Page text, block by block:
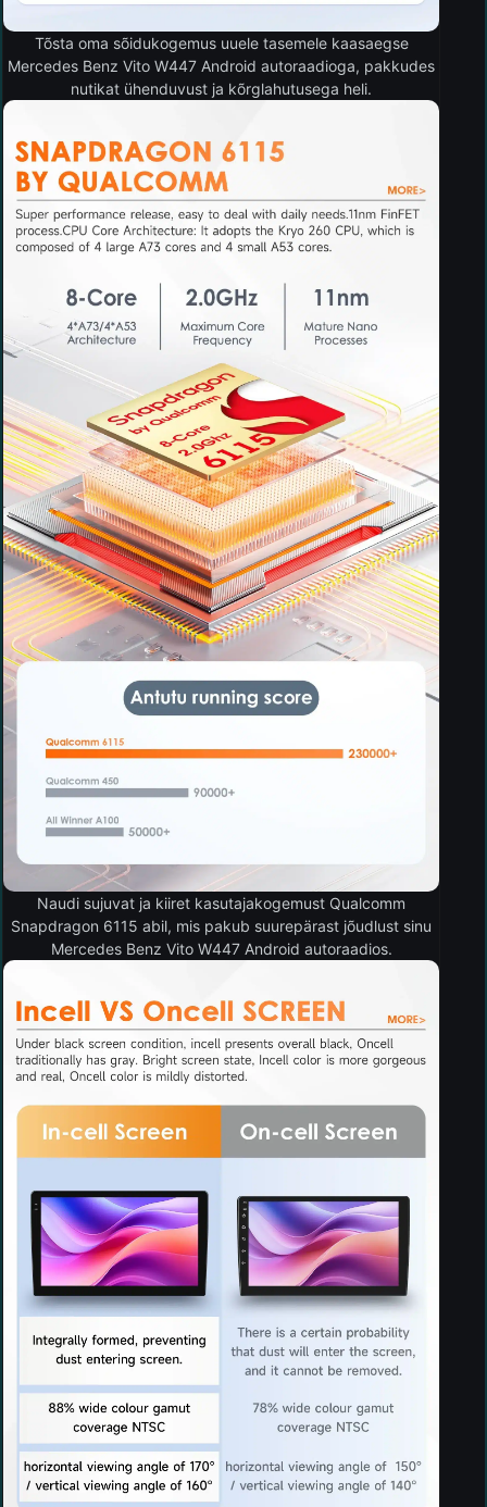
Tõsta oma sõidukogemus uuele tasemele kaasaegse
Mercedes Benz Vito W447 Android autoraadioga, pakkudes
nutikat ühenduvust ja kõrglahutusega heli.
Naudi sujuvat ja kiiret kasutajakogemust Qualcomm
Snapdragon 6115 abil, mis pakub suurepärast jõudlust sinu
Mercedes Benz Vito W447 Android autoraadios.